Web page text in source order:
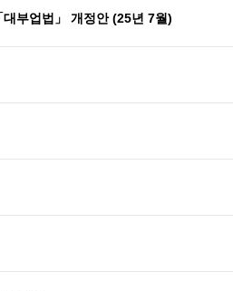
부업법」 개정안 (25년 7월)